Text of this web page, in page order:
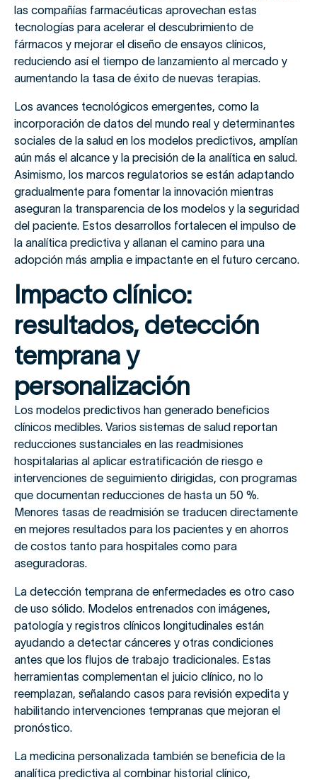
las compañías farmacéuticas aprovechan estas
tecnologías para acelerar el descubrimiento de
fármacos y mejorar el diseño de ensayos clínicos,
reduciendo así el tiempo de lanzamiento al mercado y
aumentando la tasa de éxito de nuevas terapias.
Los avances tecnológicos emergentes, como la
incorporación de datos del mundo real y determinantes
sociales de la salud en los modelos predictivos, amplían
aún más el alcance y la precisión de la analítica en salud.
Asimismo, los marcos regulatorios se están adaptando
gradualmente para fomentar la innovación mientras
aseguran la transparencia de los modelos y la seguridad
del paciente. Estos desarrollos fortalecen el impulso de
la analítica predictiva y allanan el camino para una
adopción más amplia e impactante en el futuro cercano.
Impacto clínico:
resultados, detección
temprana y
personalización
Los modelos predictivos han generado beneficios
clínicos medibles. Varios sistemas de salud reportan
reducciones sustanciales en las readmisiones
hospitalarias al aplicar estratificación de riesgo e
intervenciones de seguimiento dirigidas, con programas
que documentan reducciones de hasta un 50 %.
Menores tasas de readmisión se traducen directamente
en mejores resultados para los pacientes y en ahorros
de costos tanto para hospitales como para
aseguradoras.
La detección temprana de enfermedades es otro caso
de uso sólido. Modelos entrenados con imágenes,
patología y registros clínicos longitudinales están
ayudando a detectar cánceres y otras condiciones
antes que los flujos de trabajo tradicionales. Estas
herramientas complementan el juicio clínico, no lo
reemplazan, señalando casos para revisión expedita y
habilitando intervenciones tempranas que mejoran el
pronóstico.
La medicina personalizada también se beneficia de la
analítica predictiva al combinar historial clínico,